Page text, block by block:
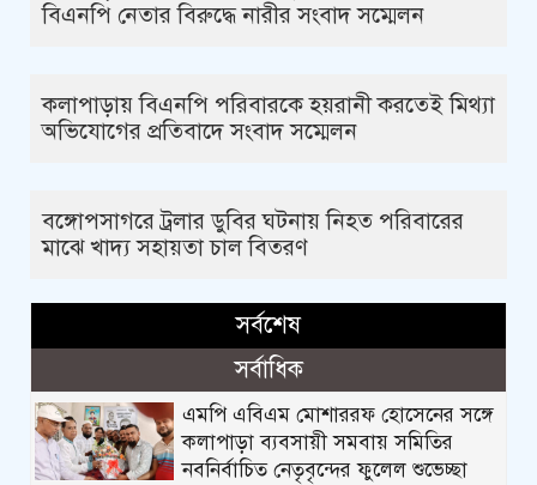
বিএনপি নেতার বিরুদ্ধে নারীর সংবাদ সম্মেলন
কলাপাড়ায় বিএনপি পরিবারকে হয়রানী করতেই মিথ্যা
অভিযোগের প্রতিবাদে সংবাদ সম্মেলন
বঙ্গোপসাগরে ট্রলার ডুবির ঘটনায় নিহত পরিবারের
মাঝে খাদ্য সহায়তা চাল বিতরণ
সর্বশেষ
সর্বাধিক
এমপি এবিএম মোশাররফ হোসেনের সঙ্গে
কলাপাড়া ব্যবসায়ী সমবায় সমিতির
নবনির্বাচিত নেতৃবৃন্দের ফুলেল শুভেচ্ছা